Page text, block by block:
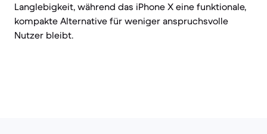
Langlebigkeit, während das iPhone X eine funktionale,
kompakte Alternative für weniger anspruchsvolle
Nutzer bleibt.